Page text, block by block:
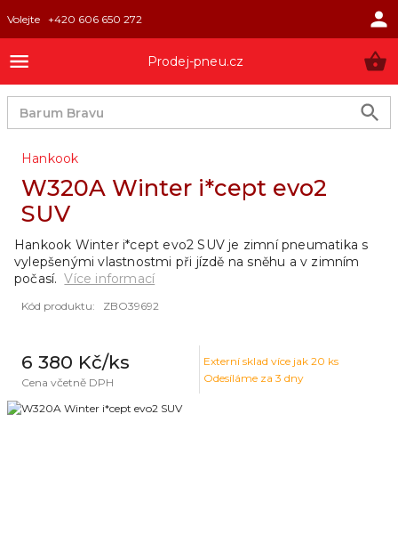
Volejte +420 606 650 272
Prodej-pneu.cz
Hankook
W320A Winter i*cept evo2
SUV
Kód produktu: ZBO39692
6 380 Kč/ks
Cena včetně DPH
Externí sklad více jak 20 ks
Odesíláme za 3 dny
Hankook Winter i*cept evo2 SUV je zimní pneumatika s
vylepšenými vlastnostmi při jízdě na sněhu a v zimním
počasí. Více informací